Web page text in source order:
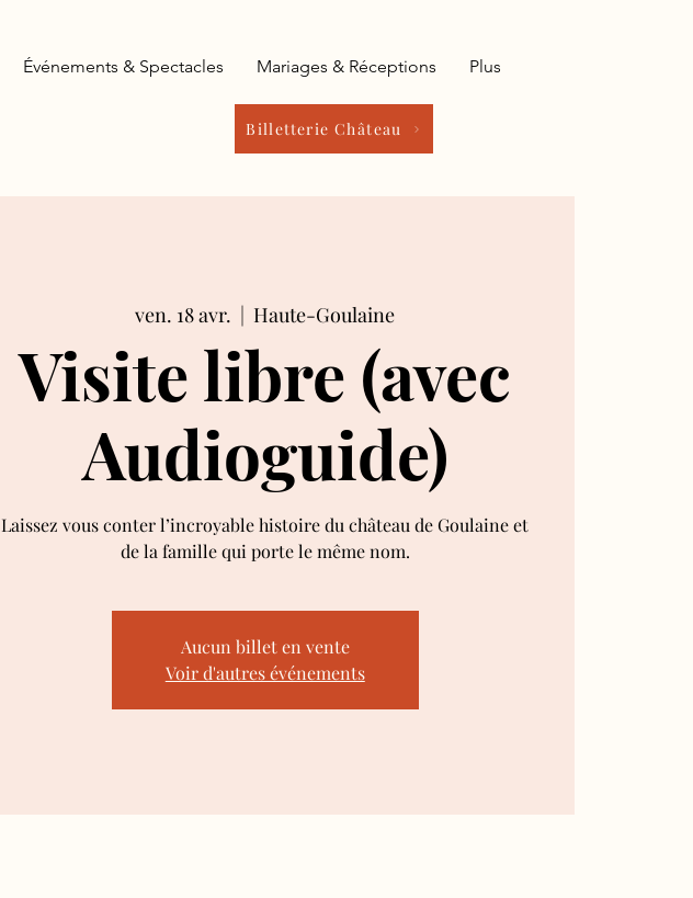
Billetterie Château
Événements & Spectacles Mariages & Réceptions Plus
ven. 18 avr.
  |
Haute-Goulaine
Visite libre (avec
Audioguide)
Laissez vous conter l’incroyable histoire du château de Goulaine et
de la famille qui porte le même nom.
Aucun billet en vente
Voir d'autres événements